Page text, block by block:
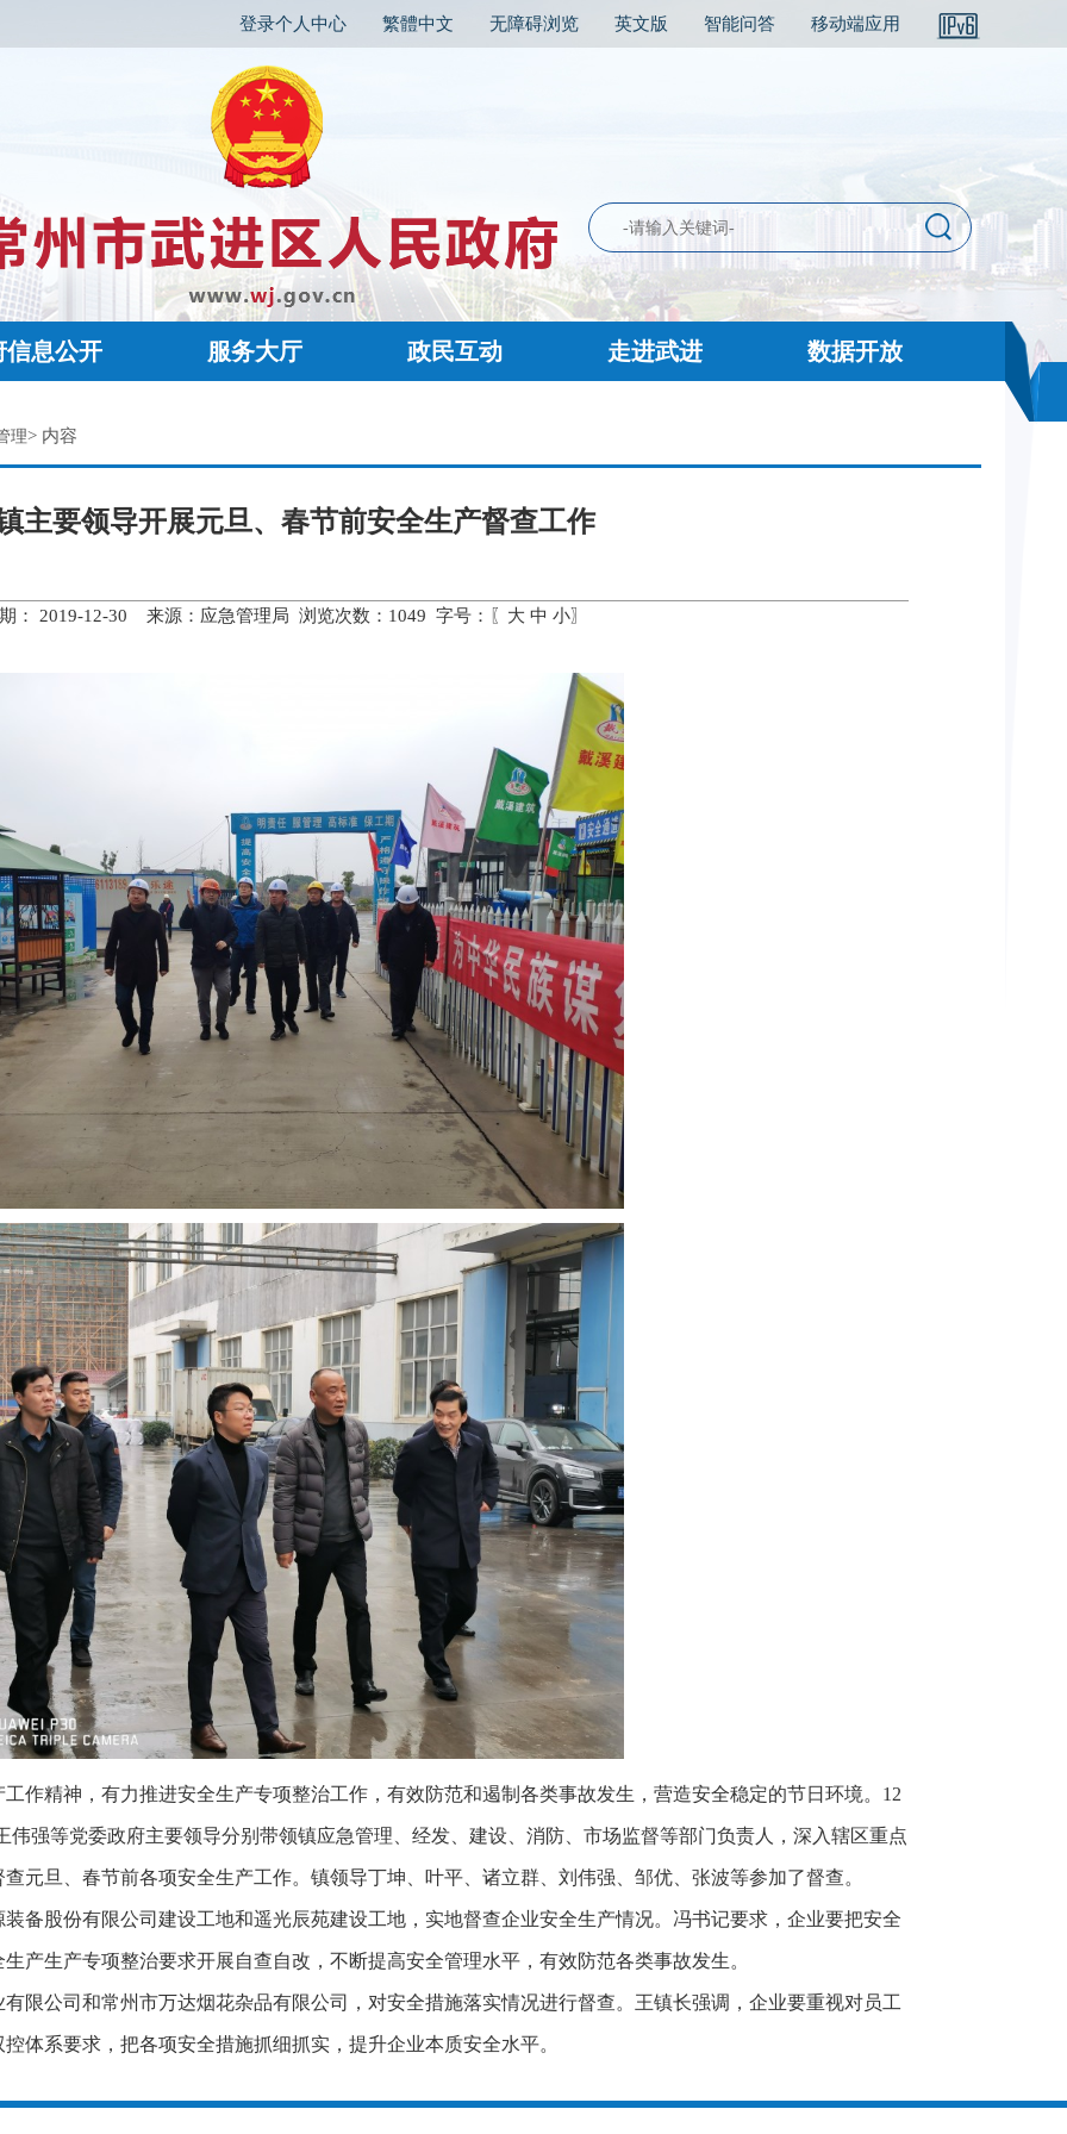
登录个人中心 繁體中文 无障碍浏览 英文版 智能问答 移动端应用
信息公开 服务大厅 政民互动 走进武进 数据开放
理> 内容
主要领导开展元旦、春节前安全生产督查工作
： 2019-12-30 来源：应急管理局 浏览次数： 1049 字号：〖 大 中 小〗
作精神，有力推进安全生产专项整治工作，有效防范和遏制各类事故发生，营造安全稳定的节日环境。12
伟强等党委政府主要领导分别带领镇应急管理、经发、建设、消防、市场监督等部门负责人，深入辖区重点
元旦、春节前各项安全生产工作。镇领导丁坤、叶平、诸立群、刘伟强、邹优、张波等参加了督查。
备股份有限公司建设工地和遥光辰苑建设工地，实地督查企业安全生产情况。冯书记要求，企业要把安全
产生产专项整治要求开展自查自改，不断提高安全管理水平，有效防范各类事故发生。
限公司和常州市万达烟花杂品有限公司，对安全措施落实情况进行督查。王镇长强调，企业要重视对员工
体系要求，把各项安全措施抓细抓实，提升企业本质安全水平。